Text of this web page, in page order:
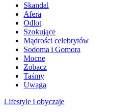
Skandal
Afera
Odlot
Szokujące
Mądrości celebrytów
Sodoma i Gomora
Mocne
Zobacz
Taśmy
Uwaga
Lifestyle i obyczaje